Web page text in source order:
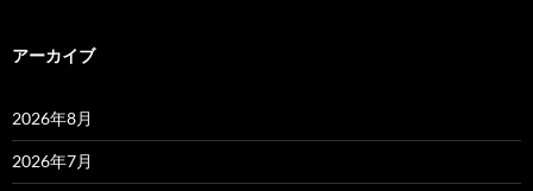
アーカイブ
2026年8月
2026年7月